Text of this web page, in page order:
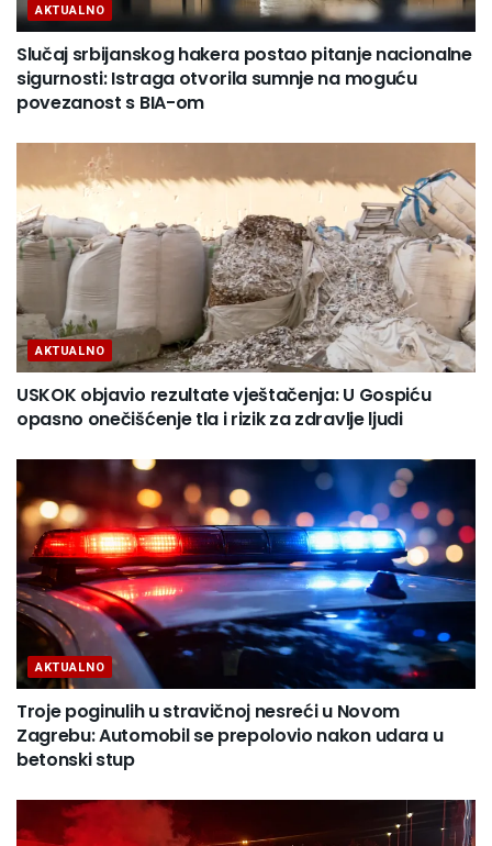
AKTUALNO
Slučaj srbijanskog hakera postao pitanje nacionalne
sigurnosti: Istraga otvorila sumnje na moguću
povezanost s BIA-om
AKTUALNO
USKOK objavio rezultate vještačenja: U Gospiću
opasno onečišćenje tla i rizik za zdravlje ljudi
AKTUALNO
Troje poginulih u stravičnoj nesreći u Novom
Zagrebu: Automobil se prepolovio nakon udara u
betonski stup